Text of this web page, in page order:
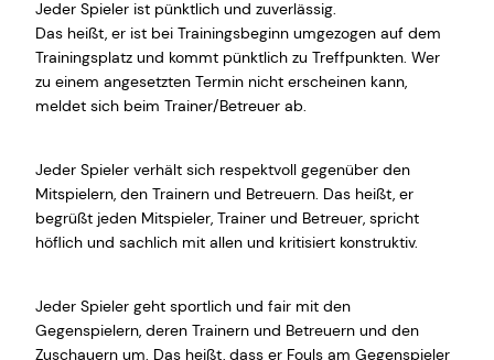
Jeder Spieler ist pünktlich und zuverlässig.
Das heißt, er ist bei Trainingsbeginn umgezogen auf dem
Trainingsplatz und kommt pünktlich zu Treffpunkten. Wer
zu einem angesetzten Termin nicht erscheinen kann,
meldet sich beim Trainer/Betreuer ab.
Jeder Spieler verhält sich respektvoll gegenüber den
Mitspielern, den Trainern und Betreuern. Das heißt, er
begrüßt jeden Mitspieler, Trainer und Betreuer, spricht
höflich und sachlich mit allen und kritisiert konstruktiv.
Jeder Spieler geht sportlich und fair mit den
Gegenspielern, deren Trainern und Betreuern und den
Zuschauern um. Das heißt, dass er Fouls am Gegenspieler